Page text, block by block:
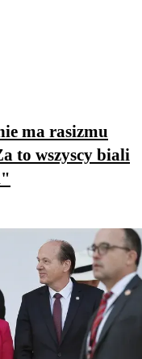
ma rasizmu
to wszyscy biali